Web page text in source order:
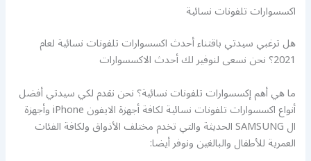
اكسسوارات تلفونات نسائية
هل ترغبي سيدتي باقتناء أحدث اكسسوارات تلفونات نسائية لعام
2021؟ نحن نسعى لنوفير لك أحدث الاكسسوارات
ما هي أهم إكسسوارات تلفونات نسائية؟ نحن نقدم لكي سيدتي أفضل
أنواع اكسسوارات تلفونات نسائية لكافة أجهزة الايفون iPhone وأجهزة
ال SAMSUNG الحديثة والتي تخدم مختلف الأذواق ولكافة الفئات
العمرية للأطفال والبالغين ونوفر أيضا: